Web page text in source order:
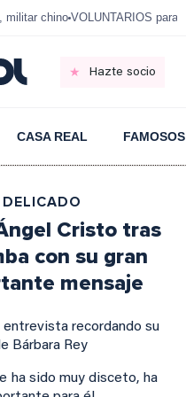
militar chino VOLUNTARIOS para
Hazte socio
CASA REAL FAMOSOS
Cristo tras
con su gran
mensaje
recordando su
Bárbara Rey
ha sido muy disceto, ha